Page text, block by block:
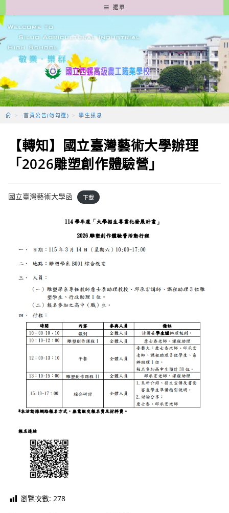
轉
至
要
容
選單
> -首頁公告(勿勾選) > 學生訊息
【轉知】國立臺灣藝術大學辦理
「2026雕塑創作體驗營」
國立臺灣藝術大學函 下載
瀏覽次數: 278